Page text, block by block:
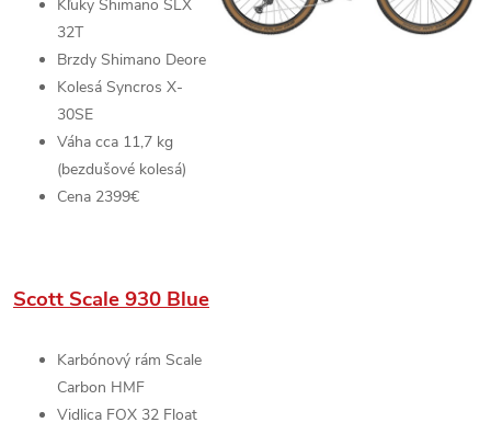
Kľuky Shimano SLX
32T
Brzdy Shimano Deore
Kolesá Syncros X-
30SE
Váha cca 11,7 kg
(bezdušové kolesá)
Cena 2399€
Scott Scale 930 Blue
Karbónový rám Scale
Carbon HMF
Vidlica FOX 32 Float